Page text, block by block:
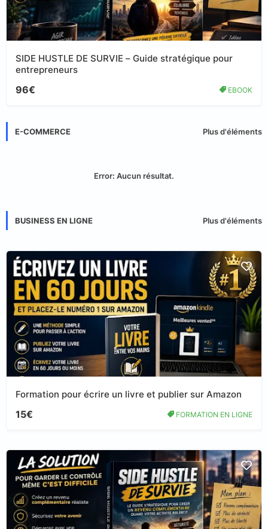
SIDE HUSTLE DE SURVIE – Guide stratégique pour
entrepreneurs
96€ EBOOK
E-COMMERCE Plus d'éléments
Error: Aucun résultat.
BUSINESS EN LIGNE Plus d'éléments
Formation pour écrire un livre et publier sur Amazon
15€ FORMATION EN LIGNE